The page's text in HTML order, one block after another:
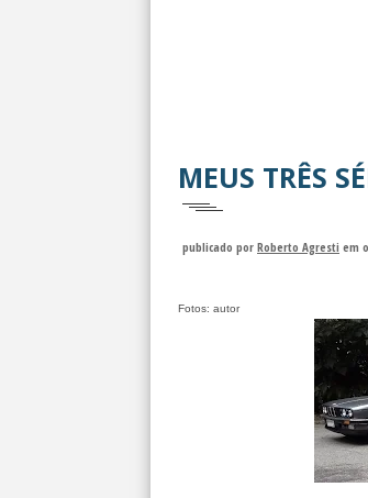
MEUS TRÊS
publicado por Roberto Agresti em
Fotos: autor